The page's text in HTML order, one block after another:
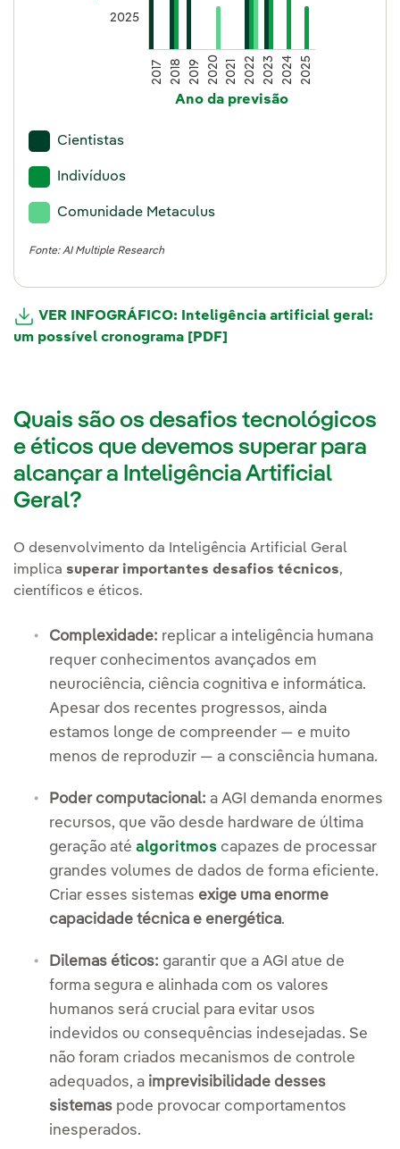
2025
2017 2018 2019 2020 2021 2022 2023 2024 2025
Ano da previsão
Cientistas
Indivíduos
Comunidade Metaculus
Fonte: AI Multiple Research
VER INFOGRÁFICO: Inteligência artificial geral:
um possível cronograma [PDF]
Quais são os desafios tecnológicos
e éticos que devemos superar para
alcançar a Inteligência Artificial
Geral?
O desenvolvimento da Inteligência Artificial Geral
implica superar importantes desafios técnicos,
científicos e éticos.
Complexidade: replicar a inteligência humana
requer conhecimentos avançados em
neurociência, ciência cognitiva e informática.
Apesar dos recentes progressos, ainda
estamos longe de compreender — e muito
menos de reproduzir — a consciência humana.
Poder computacional: a AGI demanda enormes
recursos, que vão desde hardware de última
geração até algoritmos capazes de processar
grandes volumes de dados de forma eficiente.
Criar esses sistemas exige uma enorme
capacidade técnica e energética.
Dilemas éticos: garantir que a AGI atue de
forma segura e alinhada com os valores
humanos será crucial para evitar usos
indevidos ou consequências indesejadas. Se
não foram criados mecanismos de controle
adequados, a imprevisibilidade desses
sistemas pode provocar comportamentos
inesperados.